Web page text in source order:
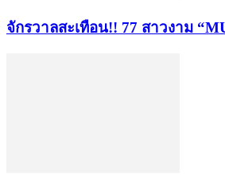
จักรวาลสะเทือน!! 77 สาวงาม